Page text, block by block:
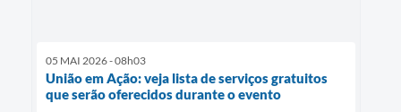
05 MAI 2026 - 08h03
União em Ação: veja lista de serviços gratuitos
que serão oferecidos durante o evento